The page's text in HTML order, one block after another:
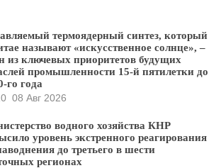
термоядерный синтез, который
называют «искусственное солнце», –
из ключевых приоритетов будущих
промышленности 15-й пятилетки до
го года
08 Авг 2026
водного хозяйства КНР
уровень экстренного реагирования
до третьего в шести
регионах